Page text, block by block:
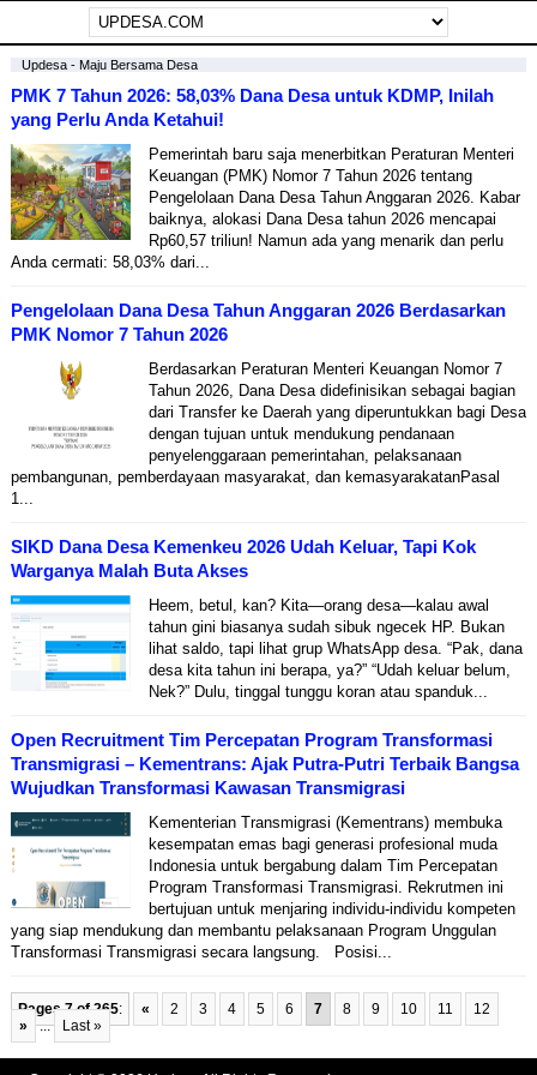
Updesa - Maju Bersama Desa
PMK 7 Tahun 2026: 58,03% Dana Desa untuk KDMP, Inilah
yang Perlu Anda Ketahui!
Pemerintah baru saja menerbitkan Peraturan Menteri
Keuangan (PMK) Nomor 7 Tahun 2026 tentang
Pengelolaan Dana Desa Tahun Anggaran 2026. Kabar
baiknya, alokasi Dana Desa tahun 2026 mencapai
Rp60,57 triliun! Namun ada yang menarik dan perlu
Anda cermati: 58,03% dari...
Pengelolaan Dana Desa Tahun Anggaran 2026 Berdasarkan
PMK Nomor 7 Tahun 2026
Berdasarkan Peraturan Menteri Keuangan Nomor 7
Tahun 2026, Dana Desa didefinisikan sebagai bagian
dari Transfer ke Daerah yang diperuntukkan bagi Desa
dengan tujuan untuk mendukung pendanaan
penyelenggaraan pemerintahan, pelaksanaan
pembangunan, pemberdayaan masyarakat, dan kemasyarakatanPasal
1...
SIKD Dana Desa Kemenkeu 2026 Udah Keluar, Tapi Kok
Warganya Malah Buta Akses
Heem, betul, kan? Kita—orang desa—kalau awal
tahun gini biasanya sudah sibuk ngecek HP. Bukan
lihat saldo, tapi lihat grup WhatsApp desa. “Pak, dana
desa kita tahun ini berapa, ya?” “Udah keluar belum,
Nek?” Dulu, tinggal tunggu koran atau spanduk...
Open Recruitment Tim Percepatan Program Transformasi
Transmigrasi – Kementrans: Ajak Putra-Putri Terbaik Bangsa
Wujudkan Transformasi Kawasan Transmigrasi
Kementerian Transmigrasi (Kementrans) membuka
kesempatan emas bagi generasi profesional muda
Indonesia untuk bergabung dalam Tim Percepatan
Program Transformasi Transmigrasi. Rekrutmen ini
bertujuan untuk menjaring individu-individu kompeten
yang siap mendukung dan membantu pelaksanaan Program Unggulan
Transformasi Transmigrasi secara langsung. Posisi...
Pages 7 of 265: « 2 3 4 5 6 7 8 9 10 11
12
» ... Last »